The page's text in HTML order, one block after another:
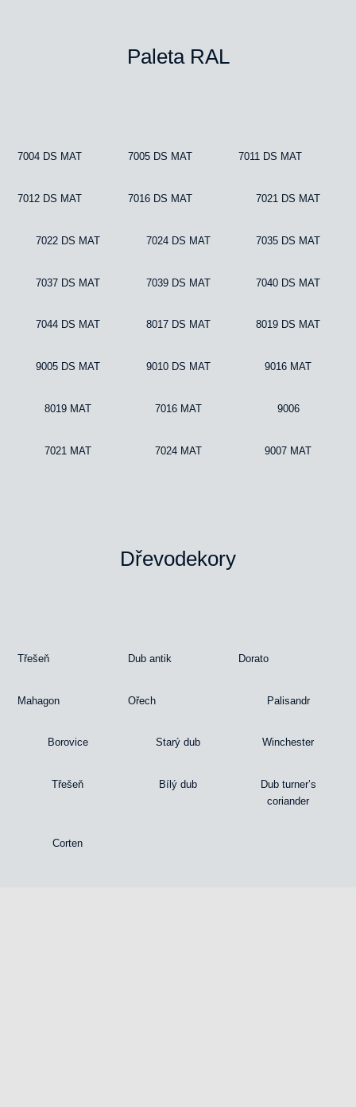
Paleta RAL
7004 DS MAT 7005 DS MAT 7011 DS MAT
7012 DS MAT 7016 DS MAT 7021 DS MAT
7022 DS MAT 7024 DS MAT 7035 DS MAT
7037 DS MAT 7039 DS MAT 7040 DS MAT
7044 DS MAT 8017 DS MAT 8019 DS MAT
9005 DS MAT 9010 DS MAT 9016 MAT
8019 MAT 7016 MAT 9006
7021 MAT 7024 MAT 9007 MAT
Dřevodekory
Třešeň Dub antik Dorato
Mahagon Ořech Palisandr
Borovice Starý dub Winchester
Třešeň Bílý dub
Dub turner’s
coriander
Corten